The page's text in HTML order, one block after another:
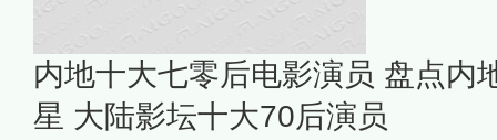
内地十大七零后电影演员 盘点内
星 大陆影坛十大70后演员